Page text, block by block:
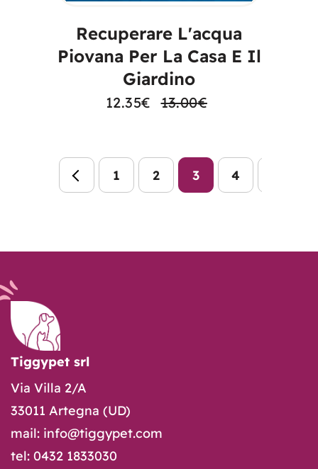
Recuperare L'acqua
Piovana Per La Casa E Il
Giardino
13.00€
12.35€
1 2 3 4
Tiggypet srl
Via Villa 2/A
33011 Artegna (UD)
mail: info@tiggypet.com
tel: 0432 1833030